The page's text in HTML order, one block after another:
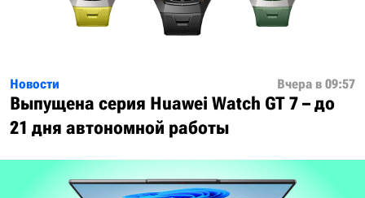
Новости Вчера в 09:57
Выпущена серия Huawei Watch GT 7 – до
21 дня автономной работы